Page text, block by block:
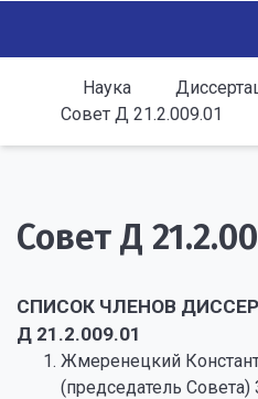
Наука
Совет Д 21.2.009.01
Совет Д
СПИСОК ЧЛЕНОВ
Д 21.2.009.01
Жмеренецкий
(председатель Совета)